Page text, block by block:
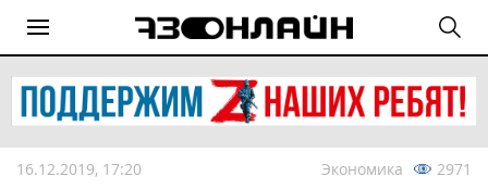
16.12.2019, 17:20 Экономика 2971